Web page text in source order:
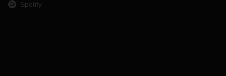
Spotify